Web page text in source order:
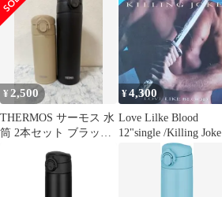
贄、人の話を聞いてく
れない 3 （ガンガンコ
ミックス JOKER） / 榎
本 快晴、 ムロコウイチ
/ スクウェア・エニック
ス
ARENA(通常盤)(Blu-
ray)
¥ 2,500
THERMOS サーモス 水
筒 2本セット ブラック
¥4,300
Love Lilke Blood
12"single /Killing Joke